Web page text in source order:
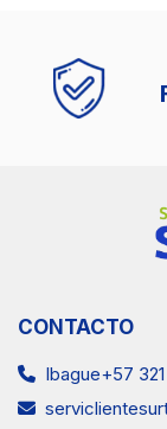
CONTACTO
Ibague+57